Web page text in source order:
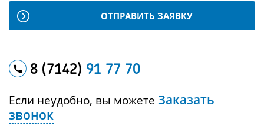
ОТПРАВИТЬ ЗАЯВКУ
8 (7142) 91 77 70
Если неудобно, вы можете Заказать
звонок